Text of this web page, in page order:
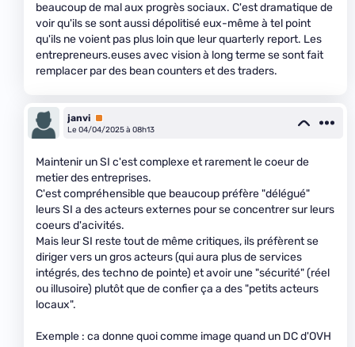
beaucoup de mal aux progrès sociaux. C'est dramatique de
voir qu'ils se sont aussi dépolitisé eux-même à tel point
qu'ils ne voient pas plus loin que leur quarterly report. Les
entrepreneurs.euses avec vision à long terme se sont fait
remplacer par des bean counters et des traders.
janvi Premium
Le 04/04/2025 à 08h13
Maintenir un SI c'est complexe et rarement le coeur de
metier des entreprises.
C'est compréhensible que beaucoup préfère "délégué"
leurs SI a des acteurs externes pour se concentrer sur leurs
coeurs d'acivités.
Mais leur SI reste tout de même critiques, ils préfèrent se
diriger vers un gros acteurs (qui aura plus de services
intégrés, des techno de pointe) et avoir une "sécurité" (réel
ou illusoire) plutôt que de confier ça a des "petits acteurs
locaux".
Exemple : ca donne quoi comme image quand un DC d'OVH